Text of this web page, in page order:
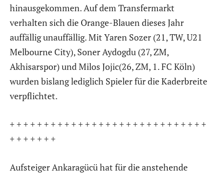
hinausgekommen. Auf dem Transfermarkt
verhalten sich die Orange-Blauen dieses Jahr
auffällig unauffällig. Mit Yaren Sozer (21, TW, U21
Melbourne City), Soner Aydogdu (27, ZM,
Akhisarspor) und Milos Jojic(26, ZM, 1. FC Köln)
wurden bislang lediglich Spieler für die Kaderbreite
verpflichtet.
+ + + + + + + + + + + + + + + + + + + + + + + + + + + + +
+ + + + + + +
Aufsteiger Ankaragücü hat für die anstehende